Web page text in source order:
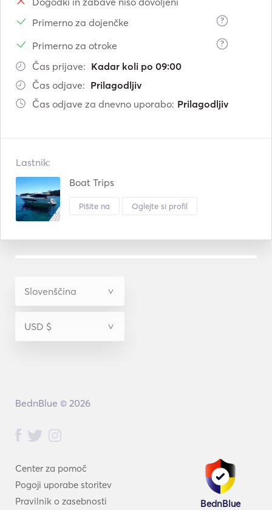
Primerno za dojenčke
?
Primerno za otroke ?
Čas prijave: Kadar koli po 09:00
Čas odjave: Prilagodljiv
Čas odjave za dnevno uporabo: Prilagodljiv
Lastnik:
Boat Trips
Pišite na Oglejte si profil
Center za pomoč
Pogoji uporabe storitev
Pravilnik o zasebnosti
BednBlue
BednBlue © 2026